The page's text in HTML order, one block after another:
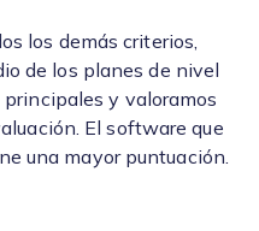
los demás criterios,
de los planes de nivel
y valoramos
El software que
una mayor puntuación.